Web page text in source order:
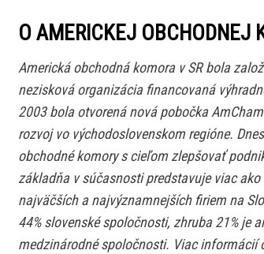
O AMERICKEJ OBCHODNEJ
Americká obchodná komora v SR bola
nezisková organizácia financovaná
2003 bola otvorená nová pobočka
rozvoj vo východoslovenskom regióne.
obchodné komory s cieľom zlepšovať
základňa v súčasnosti predstavuje viac
najväčších a najvýznamnejších firiem na
44% slovenské spoločnosti, zhruba 21% je
medzinárodné spoločnosti. Viac informácií